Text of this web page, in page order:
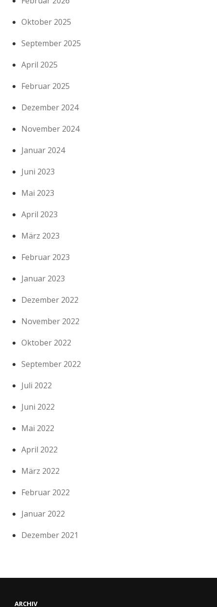
Oktober 2025
September 2025
April 2025
Februar 2025
Dezember 2024
November 2024
Januar 2024
Juni 2023
Mai 2023
April 2023
März 2023
Februar 2023
Januar 2023
Dezember 2022
November 2022
Oktober 2022
September 2022
Juli 2022
Juni 2022
Mai 2022
April 2022
März 2022
Februar 2022
Januar 2022
Dezember 2021
ARCHIV